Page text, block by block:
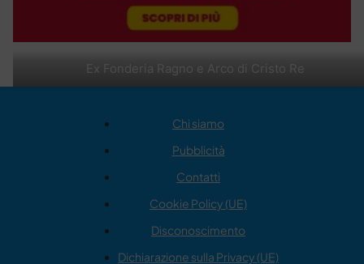
Ex Fonderia Ragno e Arco di Cristo Re
Chi siamo
Pubblicità
Contatti
Cookie Policy (UE)
Disconoscimento
Dichiarazione sulla Privacy (UE)